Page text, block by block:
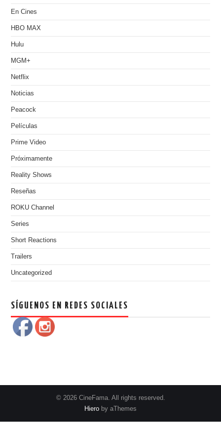
En Cines
HBO MAX
Hulu
MGM+
Netflix
Noticias
Peacock
Películas
Prime Video
Próximamente
Reality Shows
Reseñas
ROKU Channel
Series
Short Reactions
Trailers
Uncategorized
SÍGUENOS EN REDES SOCIALES
© 2026 CineFama. All rights reserved.
Hiero by aThemes